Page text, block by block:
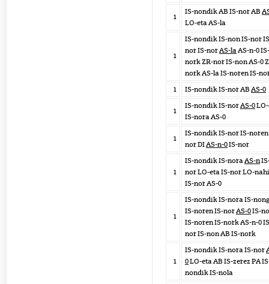
1
IS-nondik AB IS-nor AB
LO-eta AS-la
1
IS-nondik IS-non IS-nor
nor IS-norAS-laAS-n-0 IS-
nork ZR-nor IS-non AS-0
nork AS-la IS-noren IS-
1
IS-nondik IS-nor AB AS-0
1
IS-nondik IS-norAS-0
IS-nora AS-0
1
IS-nondik IS-nor IS-noren
nor DIAS-n-0IS-nor
1
IS-nondik IS-noraAS-n
nor LO-eta IS-nor LO-
IS-nor AS-0
1
IS-nondik IS-nora IS-
IS-noren IS-norAS-0IS-
IS-noren IS-nork AS-n-0
nor IS-non AB IS-nork
1
IS-nondik IS-nora IS-nor
0LO-eta AB IS-zerez PA
nondik IS-nola